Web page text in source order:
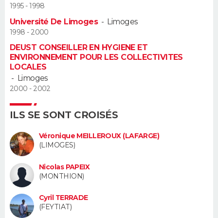
Alimentation
Guide de la santé
Maladies
Médicaments
Sommeil
VOYAGE
PHOTO
GUIDES D'ACHAT
BONS PLANS
CARTE DE VOEUX
Carte de Noël
Carte Bonne année
Carte Saint-Valentin
Carte Pâques
Carte d'anniversaire
DICTIONNAIRE
Dictionnaire
Biographies
Citations
Expressions
Proverbes
PROGRAMME TV
COPAINS D'AVANT
S'inscrire
Se connecter
Lycées
Collèges
Primaires
Universités
Entreprises
Service militaire
Avis de recherche
AVIS DE DÉCÈS
1995 - 1998
Université De Limoges- Limoges
1998 - 2000
DEUST CONSEILLER EN HYGIENE ET
ENVIRONNEMENT POUR LES COLLECTIVITES
LOCALES
- Limoges
2000 - 2002
ILS SE SONT CROISÉS
Véronique MEILLEROUX (LAFARGE)
(LIMOGES)
Nicolas PAPEIX
(MONTHION)
Cyril TERRADE
(FEYTIAT)